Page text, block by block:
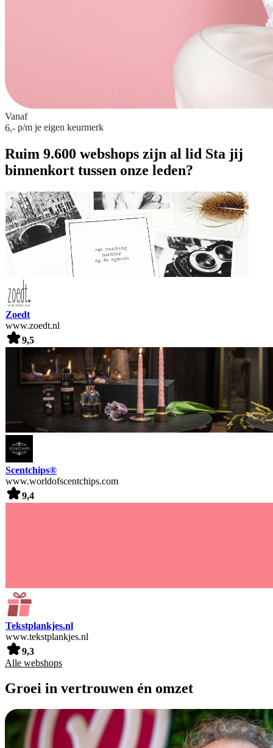
Vanaf
6,- p/m je eigen keurmerk
Ruim 9.600 webshops zijn al lid Sta jij
binnenkort tussen onze leden?
Zoedt
www.zoedt.nl
9,5
Scentchips®
www.worldofscentchips.com
9,4
Tekstplankjes.nl
www.tekstplankjes.nl
9,3
Alle webshops
Groei in vertrouwen én omzet